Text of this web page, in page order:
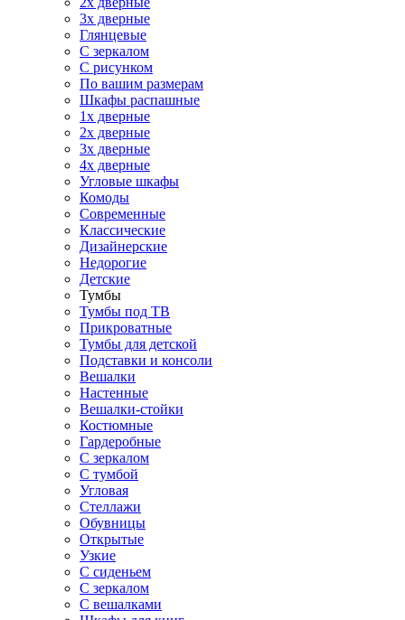
3х дверные
Глянцевые
С зеркалом
С рисунком
По вашим размерам
Шкафы распашные
1х дверные
2х дверные
3х дверные
4х дверные
Угловые шкафы
Комоды
Современные
Классические
Дизайнерские
Недорогие
Детские
Тумбы
Тумбы под ТВ
Прикроватные
Тумбы для детской
Подставки и консоли
Вешалки
Настенные
Вешалки-стойки
Костюмные
Гардеробные
С зеркалом
С тумбой
Угловая
Стеллажи
Обувницы
Открытые
Узкие
С сиденьем
С зеркалом
С вешалками